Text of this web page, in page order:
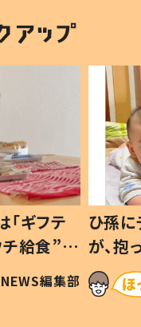
ギフテ
給食”を
和の親
NEWS編集部
ひ孫
が、
「涙が
い」